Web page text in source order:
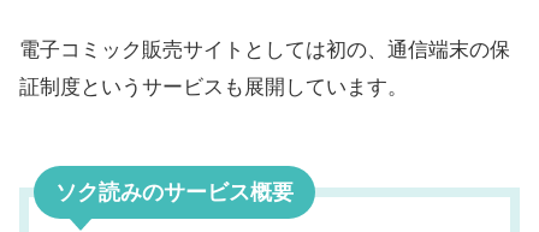
電子コミック販売サイトとしては初の、通信端末の保
証制度というサービスも展開しています。
ソク読みのサービス概要